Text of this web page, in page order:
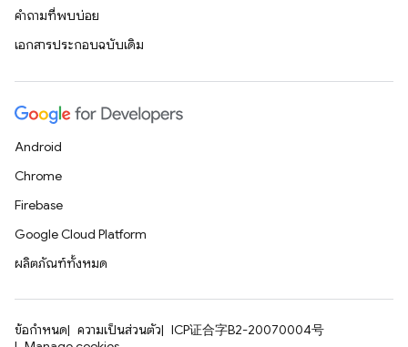
คำถามที่พบบ่อย
เอกสารประกอบฉบับเดิม
Android
Chrome
Firebase
Google Cloud Platform
ผลิตภัณฑ์ทั้งหมด
ข้อกำหนด ความเป็นส่วนตัว
ICP证合字B2-20070004号